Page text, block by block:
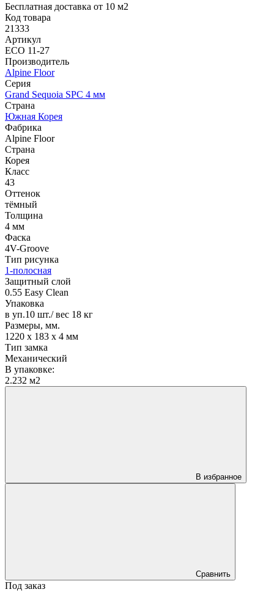
Бесплатная доставка от 10 м2
Код товара
21333
Артикул
ECO 11-27
Производитель
Alpine Floor
Серия
Grand Sequoia SPC 4 мм
Страна
Южная Корея
Фабрика
Alpine Floor
Страна
Корея
Класс
43
Оттенок
тёмный
Толщина
4 мм
Фаска
4V-Groove
Тип рисунка
1-полосная
Защитный слой
0.55 Easy Clean
Упаковка
в уп.10 шт./ вес 18 кг
Размеры, мм.
1220 х 183 х 4 мм
Тип замка
Механический
В упаковке:
2.232 м2
В избранное
Сравнить
Под заказ